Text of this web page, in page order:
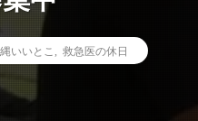
いいとこ 救急医の休日